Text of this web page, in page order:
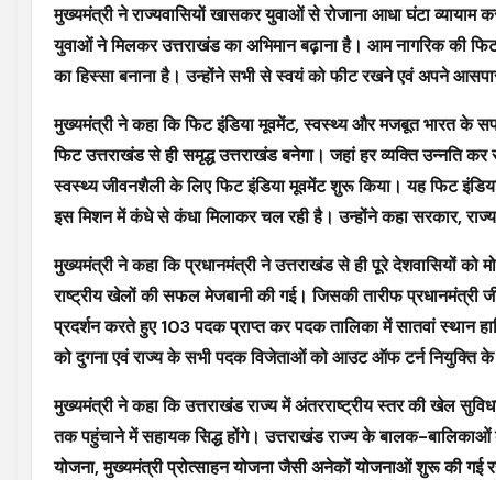
मुख्यमंत्री ने राज्यवासियों खासकर युवाओं से रोजाना आधा घंटा
युवाओं ने मिलकर उत्तराखंड का अभिमान बढ़ाना है। आम नागरिक की
का हिस्सा बनाना है। उन्होंने सभी से स्वयं को फीट रखने एवं अपने
मुख्यमंत्री ने कहा कि फिट इंडिया मूवमेंट, स्वस्थ्य और मजबूत भारत के
फिट उत्तराखंड से ही समृद्ध उत्तराखंड बनेगा। जहां हर व्यक्ति उन्नति कर
स्वस्थ्य जीवनशैली के लिए फिट इंडिया मूवमेंट शुरू किया। यह फिट
इस मिशन में कंधे से कंधा मिलाकर चल रही है। उन्होंने कहा सरकार,
मुख्यमंत्री ने कहा कि प्रधानमंत्री ने उत्तराखंड से ही पूरे देशवासियों को
राष्ट्रीय खेलों की सफल मेजबानी की गई। जिसकी तारीफ प्रधानमंत्री
प्रदर्शन करते हुए 103 पदक प्राप्त कर पदक तालिका में सातवां स्थान
को दुगना एवं राज्य के सभी पदक विजेताओं को आउट ऑफ टर्न नियुक्ति के
मुख्यमंत्री ने कहा कि उत्तराखंड राज्य में अंतरराष्ट्रीय स्तर की खेल
तक पहुंचाने में सहायक सिद्ध होंगे। उत्तराखंड राज्य के बालक-
योजना, मुख्यमंत्री प्रोत्साहन योजना जैसी अनेकों योजनाओं शुरू की गई